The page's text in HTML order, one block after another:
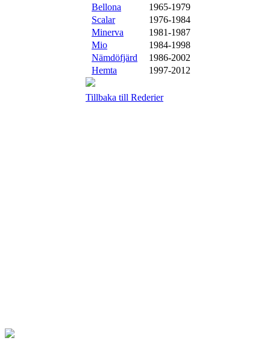
Bellona
1965-1979
Scalar
1976-1984
Minerva
1981-1987
Mio
1984-1998
Nämdöfjärd
1986-2002
Hemta
1997-2012
Tillbaka till Rederier